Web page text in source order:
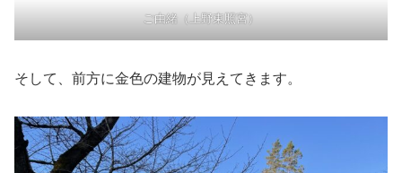
ご由緒（上野東照宮）
そして、前方に金色の建物が見えてきます。